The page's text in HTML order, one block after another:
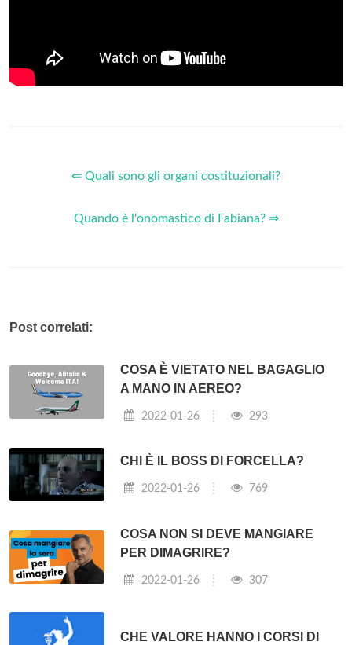
⇐ Quali sono gli organi costituzionali?
Quando è l'onomastico di Fabiana? ⇒
Post correlati:
COSA È VIETATO NEL BAGAGLIO
A MANO IN AEREO?
2022-01-26 293
CHI È IL BOSS DI FORCELLA?
2022-01-26 769
COSA NON SI DEVE MANGIARE
PER DIMAGRIRE?
2022-01-26 307
CHE VALORE HANNO I CORSI DI